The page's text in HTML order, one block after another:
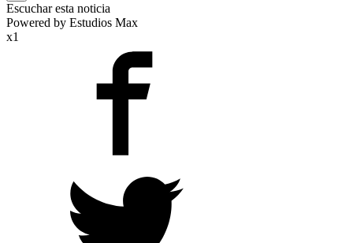
Escuchar esta noticia
Powered by Estudios Max
x1